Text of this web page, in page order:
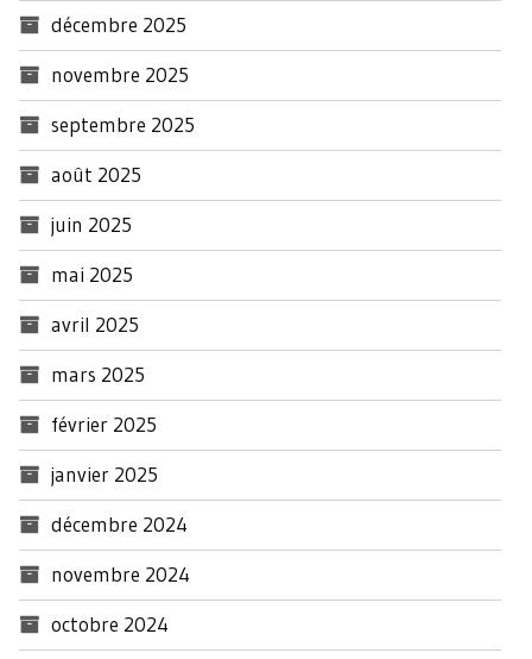
décembre 2025
novembre 2025
septembre 2025
août 2025
juin 2025
mai 2025
avril 2025
mars 2025
février 2025
janvier 2025
décembre 2024
novembre 2024
octobre 2024